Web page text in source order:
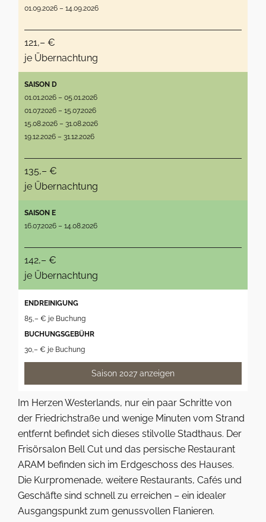
01.09.2026 – 14.09.2026
121,– €
je Übernachtung
SAISON D
01.01.2026 – 05.01.2026
01.07.2026 – 15.07.2026
15.08.2026 – 31.08.2026
19.12.2026 – 31.12.2026
135,– €
je Übernachtung
SAISON E
16.07.2026 – 14.08.2026
142,– €
je Übernachtung
ENDREINIGUNG
85,– € je Buchung
BUCHUNGSGEBÜHR
30,– € je Buchung
Saison 2027 anzeigen
Im Herzen Westerlands, nur ein paar Schritte von
der Friedrichstraße und wenige Minuten vom Strand
entfernt befindet sich dieses stilvolle Stadthaus. Der
Frisörsalon Bell Cut und das persische Restaurant
ARAM befinden sich im Erdgeschoss des Hauses.
Die Kurpromenade, weitere Restaurants, Cafés und
Geschäfte sind schnell zu erreichen – ein idealer
Ausgangspunkt zum genussvollen Flanieren.